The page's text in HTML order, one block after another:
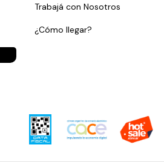
Trabajá con Nosotros
¿Cómo llegar?